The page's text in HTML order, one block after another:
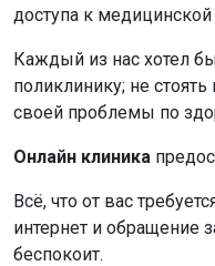
доступа к
Каждый из нас хотел
поликлинику; не
своей проблемы по
Онлайн клиника
Всё, что от вас
интернет и обращение
беспокоит.